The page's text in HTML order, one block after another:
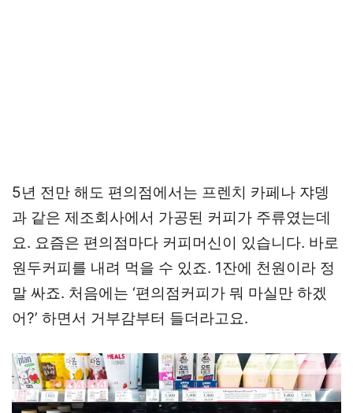
5년 전만 해도 편의점에서는 프렌치 카페나 쟈뎅
과 같은 제조회사에서 가공된 커피가 주류였는데
요. 요즘은 편의점마다 커피머신이 있습니다. 바로
원두커피를 내려 먹을 수 있죠. 1잔에 천원이라 정
말 싸죠. 처음에는 ‘편의점커피가 뭐 마실만 하겠
어?’ 하면서 거부감부터 들더라고요.